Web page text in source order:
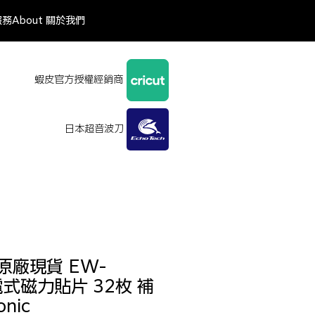
About 關於我們
蝦皮官方授權經銷商
日本超音波刀
廠現貨 EW-
磁力貼片 32枚 補